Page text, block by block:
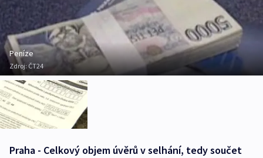
Peníze
Zdroj: ČT24
Praha - Celkový objem úvěrů v selhání, tedy součet